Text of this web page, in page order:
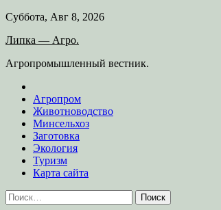
Skip
content
Суббота, Авг 8, 2026
Липка — Агро.
Агропромышленный вестник.
Агропром
Животноводство
Минсельхоз
Заготовка
Экология
Туризм
Карта сайта
Найти: